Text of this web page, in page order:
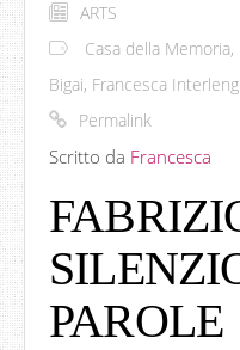
ARTS
Casa della Memoria,
Bigai, Francesca
Permalink
Scritto da Francesca
PAROLE